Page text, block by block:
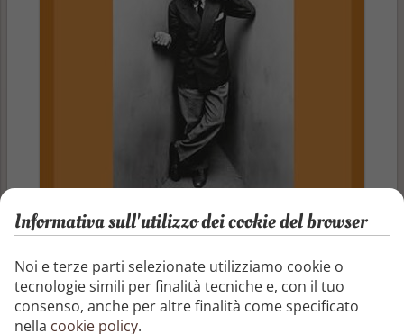
Autore
Igor’ Stravinskij
Pubblicazione
Informativa sull'utilizzo dei cookie del browser
Noi e terze parti selezionate utilizziamo cookie o
tecnologie simili per finalità tecniche e, con il tuo
consenso, anche per altre finalità come specificato
nella cookie policy.